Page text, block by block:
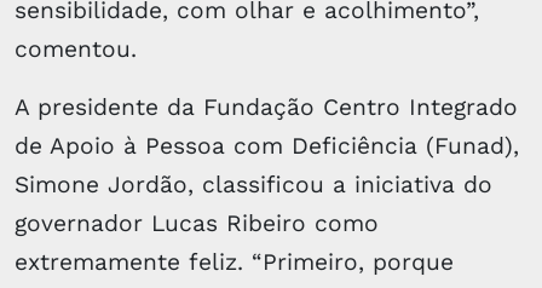
sensibilidade, com olhar e acolhimento”,
comentou.
A presidente da Fundação Centro Integrado
de Apoio à Pessoa com Deficiência (Funad),
Simone Jordão, classificou a iniciativa do
governador Lucas Ribeiro como
extremamente feliz. “Primeiro, porque